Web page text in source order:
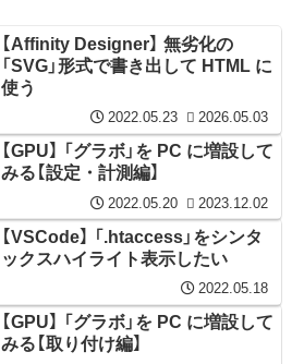
【Affinity Designer】 無劣化の
「SVG」形式で書き出して HTML に
使う
2022.05.23 2026.05.03
【GPU】 「グラボ」を PC に増設して
みる【設定・計測編】
2022.05.20 2023.12.02
【VSCode】 「.htaccess」をシンタ
ックスハイライト表示したい
2022.05.18
【GPU】 「グラボ」を PC に増設して
みる【取り付け編】